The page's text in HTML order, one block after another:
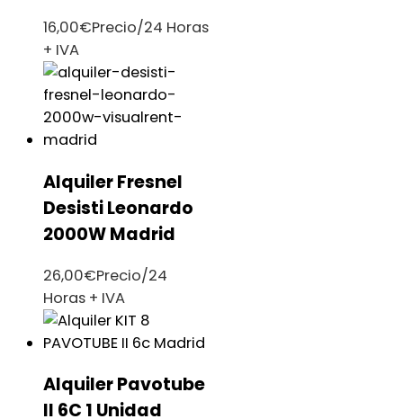
16,00€Precio/24 Horas
+ IVA
Alquiler Fresnel
Desisti Leonardo
2000W Madrid
26,00€Precio/24
Horas + IVA
Alquiler Pavotube
II 6C 1 Unidad